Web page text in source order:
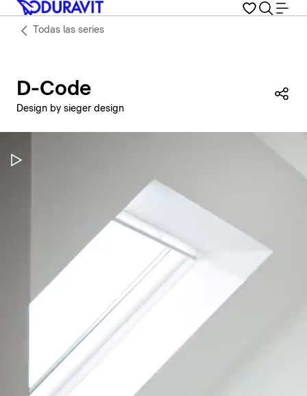
Todas las series
D-Code
Design by sieger design
Pausar vídeo